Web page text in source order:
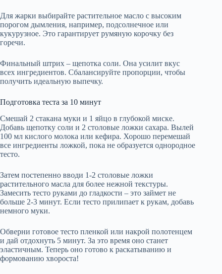
Для жарки выбирайте растительное масло с высоким
порогом дымления, например, подсолнечное или
кукурузное. Это гарантирует румяную корочку без
горечи.
Финальный штрих – щепотка соли. Она усилит вкус
всех ингредиентов. Сбалансируйте пропорции, чтобы
получить идеальную выпечку.
Подготовка теста за 10 минут
Смешай 2 стакана муки и 1 яйцо в глубокой миске.
Добавь щепотку соли и 2 столовые ложки сахара. Вылей
100 мл кислого молока или кефира. Хорошо перемешай
все ингредиенты ложкой, пока не образуется однородное
тесто.
Затем постепенно вводи 1-2 столовые ложки
растительного масла для более нежной текстуры.
Замесить тесто руками до гладкости – это займет не
больше 2-3 минут. Если тесто прилипает к рукам, добавь
немного муки.
Обверни готовое тесто пленкой или накрой полотенцем
и дай отдохнуть 5 минут. За это время оно станет
эластичным. Теперь оно готово к раскатыванию и
формованию хвороста!